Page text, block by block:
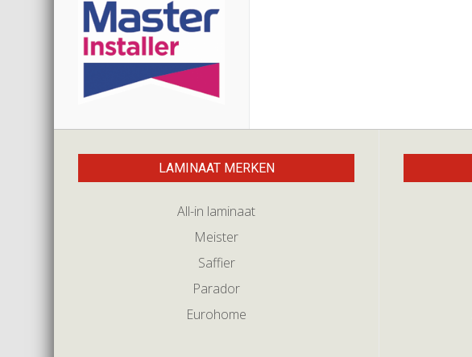
LAMINAAT MERKEN
All-in laminaat
Meister
Saffier
Parador
Eurohome